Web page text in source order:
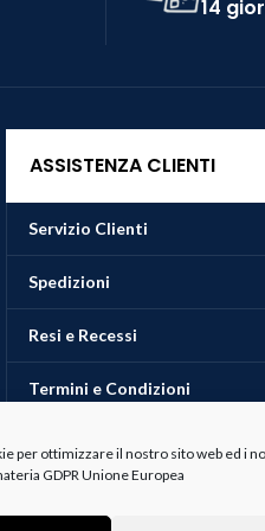
per ottimizzare il nostro sito web ed i
GDPR Unione Europea
14
ASSISTENZA CLIENTI
Servizio Clienti
Spedizioni
Resi e Recessi
Termini e Condizioni